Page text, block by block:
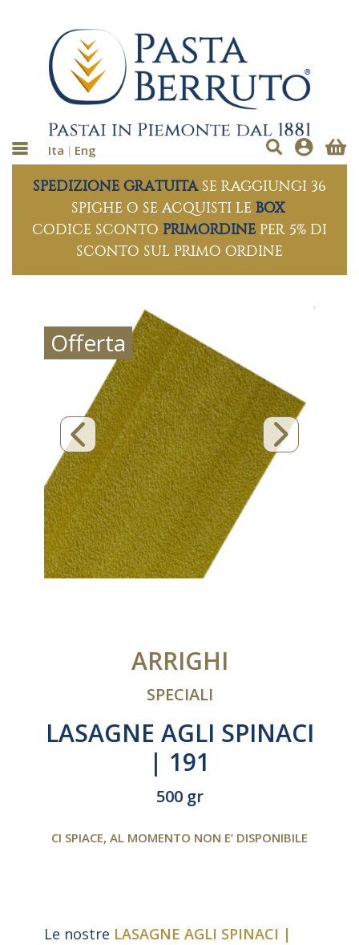
Ita Eng
SPEDIZIONE GRATUITA SE RAGGIUNGI 36
SPIGHE O SE ACQUISTI LE BOX
CODICE SCONTO PRIMORDINE PER 5% DI
SCONTO SUL PRIMO ORDINE
Offerta
ARRIGHI
SPECIALI
LASAGNE AGLI SPINACI
| 191
500 gr
CI SPIACE, AL MOMENTO NON E’ DISPONIBILE
Le nostre LASAGNE AGLI SPINACI |